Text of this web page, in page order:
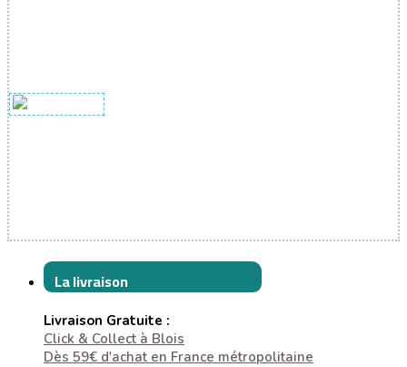
La livraison
Livraison Gratuite :
Click & Collect à Blois
Dès 59€ d'achat en France métropolitaine